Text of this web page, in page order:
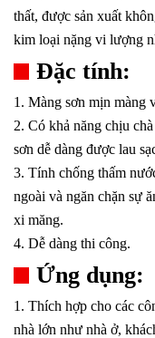
thất, được sản xuất
kim loại nặng vi lượng
Đặc tính:
1. Màng sơn mịn màng
2. Có khả năng chịu
sơn dễ dàng được lau
3. Tính chống thấm
ngoài và ngăn chặn sự
xi măng.
4. Dễ dàng thi công.
Ứng dụng:
1. Thích hợp cho các
nhà lớn như nhà ở,